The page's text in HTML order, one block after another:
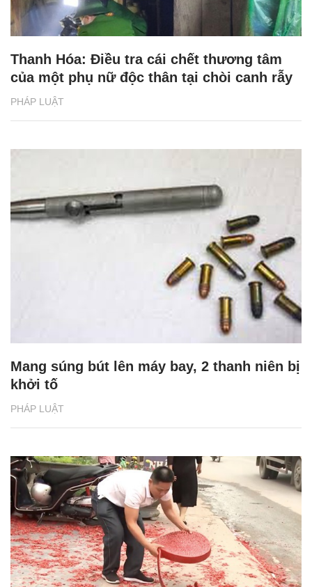
PHÁP LUẬT
Thanh Hóa: Điều tra cái chết thương tâm
của một phụ nữ độc thân tại chòi canh rẫy
PHÁP LUẬT
Mang súng bút lên máy bay, 2 thanh niên bị
khởi tố